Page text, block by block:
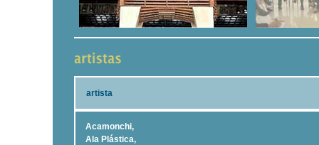
artista
Acamonchi,
Ala Plástica,